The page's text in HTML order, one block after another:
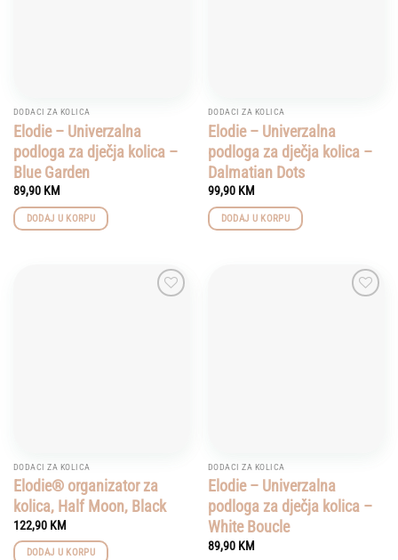
DODACI ZA KOLICA
Elodie – Univerzalna
podloga za dječja kolica –
Blue Garden
89,90 KM
DODAJ U KORPU
DODACI ZA KOLICA
Elodie – Univerzalna
podloga za dječja kolica –
Dalmatian Dots
99,90 KM
DODAJ U KORPU
DODACI ZA KOLICA
Elodie® organizator za
kolica, Half Moon, Black
122,90 KM
DODAJ U KORPU
DODACI ZA KOLICA
Elodie – Univerzalna
podloga za dječja kolica –
White Boucle
89,90 KM